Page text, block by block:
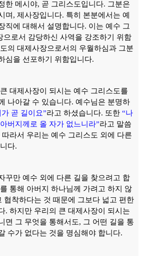
한 메시야, 곧 그리스도입니다. 그분은
며 , 제사장입니다. 특히 본분에서는 예
직에 대해서 설명합니다. 이는 예수 그
으로서 감당하신 사역을 강조하기 위함
의 대제사장으로서의 우월하심과 그분
심을 선포하기 위함입니다.
대제사장이 되시는 예수 그리스도를
나아갈 수 있습니다. 예수님은 분명하
가 곧 길이요”라고 하셨습니다. 또한 “나
버지께로 올 자가 없느니라”라고 말씀
따라서 우리는 예수 그리스도 외에 다른
다.
꾸만 예수 외에 다른 길을 찾으려고 합
통해 아버지 하나님께 가려고 하지 않
협착하다는 것 때문에 그보다 넓고 편한
. 하지만 우리의 큰 대제사장이 되시는
면 그 무엇을 통해서도, 그 어떤 길을 통
수가 없다는 것을 명심해야 합니다.